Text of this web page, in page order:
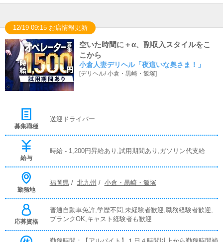
12/19 09:15 お店情報更新
空いた時間に＋α、副収入スタイルをこ
こから
小倉人妻デリヘル「夜這いな奥さま！」
[デリヘル/小倉・黒崎・飯塚]
募集職種
送迎ドライバー
給与
時給 - 1,200円昇給あり,試用期間あり,ガソリン代支給
勤務地
福岡県/ 北九州 / 小倉・黒崎・飯塚
応募資格
普通自動車免許,学歴不問,未経験者歓迎,職務経験者歓迎,
ブランクOK,キャスト経験者も歓迎